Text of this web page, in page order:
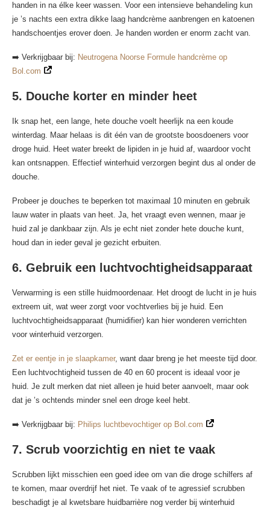
handen in na élke keer wassen. Voor een intensieve behandeling kun
je ’s nachts een extra dikke laag handcrème aanbrengen en katoenen
handschoentjes erover doen. Je handen worden er enorm zacht van.
➡️ Verkrijgbaar bij: Neutrogena Noorse Formule handcrème op
Bol.com
5. Douche korter en minder heet
Ik snap het, een lange, hete douche voelt heerlijk na een koude
winterdag. Maar helaas is dit één van de grootste boosdoeners voor
droge huid. Heet water breekt de lipiden in je huid af, waardoor vocht
kan ontsnappen. Effectief winterhuid verzorgen begint dus al onder de
douche.
Probeer je douches te beperken tot maximaal 10 minuten en gebruik
lauw water in plaats van heet. Ja, het vraagt even wennen, maar je
huid zal je dankbaar zijn. Als je echt niet zonder hete douche kunt,
houd dan in ieder geval je gezicht erbuiten.
6. Gebruik een luchtvochtigheidsapparaat
Verwarming is een stille huidmoordenaar. Het droogt de lucht in je huis
extreem uit, wat weer zorgt voor vochtverlies bij je huid. Een
luchtvochtigheidsapparaat (humidifier) kan hier wonderen verrichten
voor winterhuid verzorgen.
Zet er eentje in je slaapkamer, want daar breng je het meeste tijd door.
Een luchtvochtigheid tussen de 40 en 60 procent is ideaal voor je
huid. Je zult merken dat niet alleen je huid beter aanvoelt, maar ook
dat je ’s ochtends minder snel een droge keel hebt.
➡️ Verkrijgbaar bij: Philips luchtbevochtiger op Bol.com
7. Scrub voorzichtig en niet te vaak
Scrubben lijkt misschien een goed idee om van die droge schilfers af
te komen, maar overdrijf het niet. Te vaak of te agressief scrubben
beschadigt je al kwetsbare huidbarrière nog verder bij winterhuid